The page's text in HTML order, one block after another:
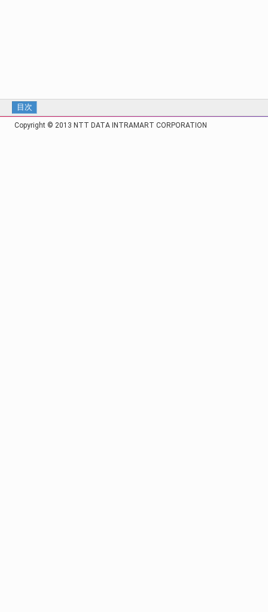
目次
Copyright © 2013 NTT DATA INTRAMART CORPORATION